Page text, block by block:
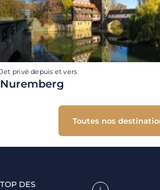
Jet privé depuis et vers
Nuremberg
Toutes nos
TOP DES